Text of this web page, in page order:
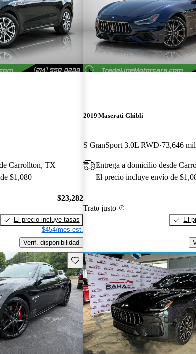
Carrollton, TX
$1,080
$23,282
El precio incluye tasas
$454/mes est.
Verif. disponibilidad
2019 Maserati Ghibli
S GranSport 3.0L RWD 73,646
Entrega a domicilio desde
El precio incluye envío de
Trato justo
El
Guarda este Aviso